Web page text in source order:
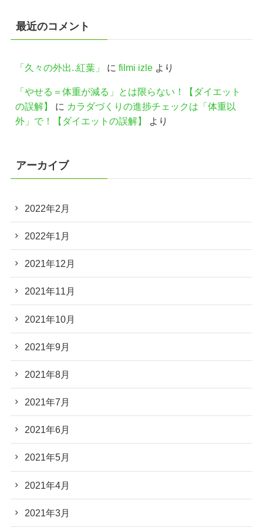
最近のコメント
「久々の外出..紅葉」 に filmi izleより
「やせる＝体重が減る」とは限らない！【ダイエット
の誤解】
に カラダづくりの進捗チェックは「体重以
外」で！【ダイエットの誤解】
より
アーカイブ
2022年2月
2022年1月
2021年12月
2021年11月
2021年10月
2021年9月
2021年8月
2021年7月
2021年6月
2021年5月
2021年4月
2021年3月